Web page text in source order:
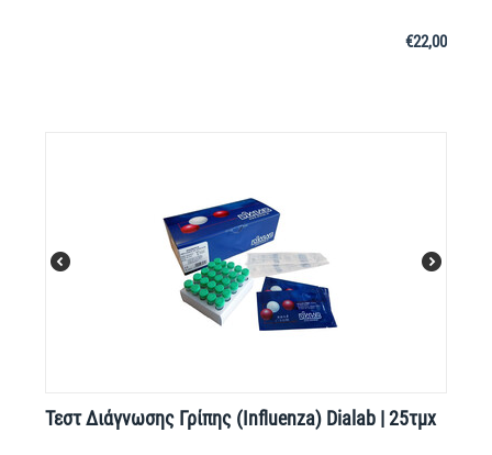
€22,00
Τεστ Διάγνωσης Γρίπης (Influenza) Dialab | 25τμχ